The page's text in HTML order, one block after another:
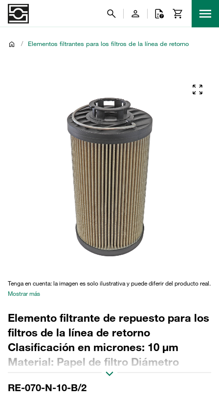
/ Elementos filtrantes para los filtros de la línea de retorno
Tenga en cuenta: la imagen es solo ilustrativa y puede diferir del producto real.
Mostrar más
Elemento filtrante de repuesto para los
filtros de la línea de retorno
Clasificación en micrones: 10 µm
Material: Papel de filtro Diámetro
exterior (mm): 74 Diámetro interior
(mm): 34,2 Longitud (mm): 203 Sellado:
RE-070-N-10-B/2